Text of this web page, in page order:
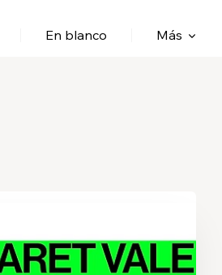
En blanco Más